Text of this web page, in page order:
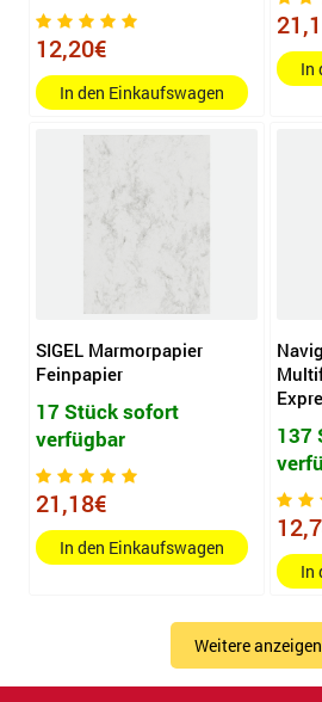
12,20€
In den Einkaufswagen
In
SIGEL Marmorpapier
Feinpapier
17 Stück sofort
verfügbar
21,18€
In den Einkaufswagen
137
In
Weitere anzeigen